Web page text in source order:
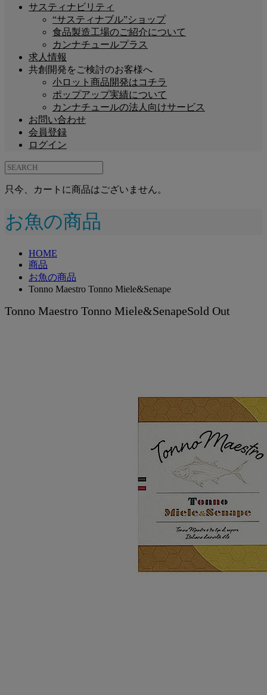
サスティナビリティ
“サスティナブル”ショップ
食品製造工場のご紹介について
カンナチュールプラス
求人情報
共創開発をご検討のお客様へ
小ロット商品開発はコチラ
ポップアップ実績について
カンナチュールの法人向けサービス
お問い合わせ
会員登録
ログイン
只今、カートに商品はございません。
お魚の商品
HOME
商品
お魚の商品
Tonno Maestro Tonno Miele&Senape
Tonno Maestro Tonno Miele&SenapeSold Out